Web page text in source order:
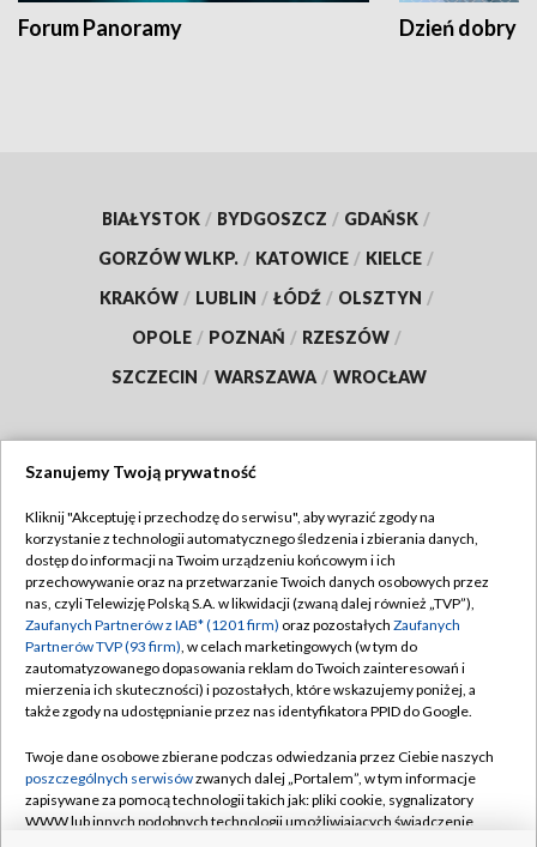
Forum Panoramy Dzień dobry
BIAŁYSTOK / BYDGOSZCZ / GDAŃSK /
GORZÓW WLKP. / KATOWICE / KIELCE /
KRAKÓW / LUBLIN / ŁÓDŹ / OLSZTYN /
OPOLE / POZNAŃ / RZESZÓW /
SZCZECIN / WARSZAWA / WROCŁAW
TVP
Abonament TVP
Emisja w TVP
Centrum informacji TVP
Naziemna Telewizja Cyfrowa
Rada Programowa
System NOS
Regulamin TVP
Polityka prywatności
Moje zgody
Pomoc
Kontakt
Szanujemy Twoją prywatność
Kliknij "Akceptuję i przechodzę do serwisu", aby wyrazić zgody na
korzystanie z technologii automatycznego śledzenia i zbierania danych,
dostęp do informacji na Twoim urządzeniu końcowym i ich
przechowywanie oraz na przetwarzanie Twoich danych osobowych przez
nas, czyli Telewizję Polską S.A. w likwidacji (zwaną dalej również „TVP”),
Zaufanych Partnerów z IAB* (1201 firm) oraz pozostałych Zaufanych
Partnerów TVP (93 firm), w celach marketingowych (w tym do
zautomatyzowanego dopasowania reklam do Twoich zainteresowań i
mierzenia ich skuteczności) i pozostałych, które wskazujemy poniżej, a
także zgody na udostępnianie przez nas identyfikatora PPID do Google.
Twoje dane osobowe zbierane podczas odwiedzania przez Ciebie naszych
poszczególnych serwisówzwanych dalej „Portalem”, w tym informacje
zapisywane za pomocą technologii takich jak: pliki cookie, sygnalizatory
WWW lub innych podobnych technologii umożliwiających świadczenie